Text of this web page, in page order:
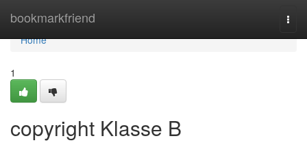
bookmarkfriend
Home
Home
1
copyright Klasse B